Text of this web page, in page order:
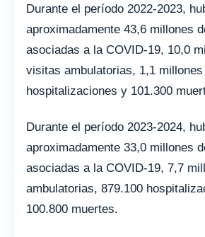
Durante el período 2022-2023,
aproximadamente 43,6 millones
asociadas a la COVID-19, 10,0
visitas ambulatorias, 1,1 millones
hospitalizaciones y 101.300
Durante el período 2023-2024,
aproximadamente 33,0 millones
asociadas a la COVID-19, 7,7
ambulatorias, 879.100
100.800 muertes.